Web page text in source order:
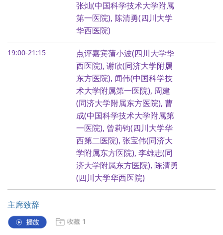
张灿(中国科学技术大学附属
第一医院), 陈清勇(四川大学
华西医院)
19:00-21:15
点评嘉宾蒲小波(四川大学华
西医院), 谢欣(同济大学附属
东方医院), 闻伟(中国科学技
术大学附属第一医院), 周建
(同济大学附属东方医院), 曹
成(中国科学技术大学附属第
一医院), 曾莉钧(四川大学华
西第二医院), 张宝伟(同济大
学附属东方医院), 李雄志(同
济大学附属东方医院), 陈清勇
(四川大学华西医院)
主席致辞
1